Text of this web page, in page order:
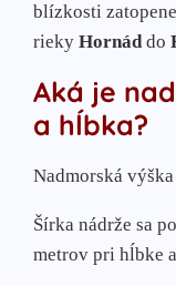
blízkosti
rieky Hornáddo
Aká je
a hĺbka?
Nadmorská
Šírka nádrže sa
metrov pri hĺbke